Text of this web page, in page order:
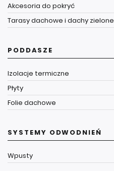
Akcesoria do pokryć
Tarasy dachowe i dachy zielone
PODDASZE
Izolacje termiczne
Płyty
Folie dachowe
SYSTEMY ODWODNIEŃ
Wpusty